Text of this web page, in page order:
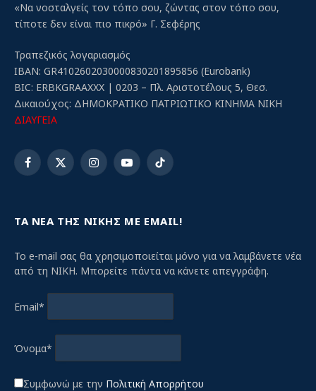
«Να νοσταλγείς τον τόπο σου, ζώντας στον τόπο σου,
τίποτε δεν είναι πιο πικρό» Γ. Σεφέρης
Τραπεζικός λογαριασμός
IBAN: GR4102602030000830201895856 (Eurobank)
BIC: ERBKGRAAXXX | 0203 – Πλ. Αριστοτέλους 5, Θεσ.
Δικαιούχος: ΔΗΜΟΚΡΑΤΙΚΟ ΠΑΤΡΙΩΤΙΚΟ ΚΙΝΗΜΑ ΝΙΚΗ
ΔΙΑΥΓΕΙΑ
Facebook
X
InstagramYouTubeTikTok
ΤΑ ΝΕΑ ΤΗΣ ΝΙΚΗΣ ΜΕ EMAIL!
Το e-mail σας θα χρησιμοποιείται μόνο για να λαμβάνετε νέα
από τη ΝΙΚΗ. Μπορείτε πάντα να κάνετε απεγγράφη.
Email*
Όνομα*
Συμφωνώ με την Πολιτική Απορρήτου